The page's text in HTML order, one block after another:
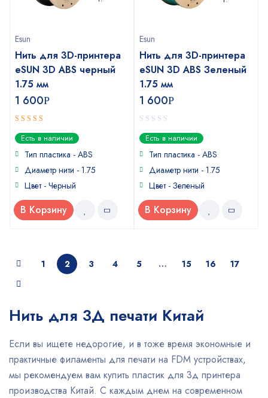
Esun
Нить для 3D-принтера
eSUN 3D ABS черный
1.75 мм
1 600Р
5out of 5
Есть в наличии
Тип пластика - ABS
Диаметр нити - 1.75
Цвет - Черный
В Корзину
Esun
Нить для 3D-принтера
eSUN 3D ABS Зеленый
1.75 мм
1 600Р
0
out
of
Есть в наличии
Тип пластика - ABS
Диаметр нити - 1.75
Цвет - Зеленый
В Корзину
1 2 3 4 5 … 15 16 17
Нить для 3Д печати Китай
Если вы ищете недорогие, и в тоже время экономные и
практичные филаменты для печати на FDM устройствах,
мы рекомендуем вам купить пластик для 3д принтера
производства Китай. С каждым днем на современном